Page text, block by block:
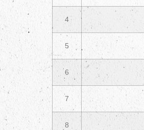
4
5
6
7
8